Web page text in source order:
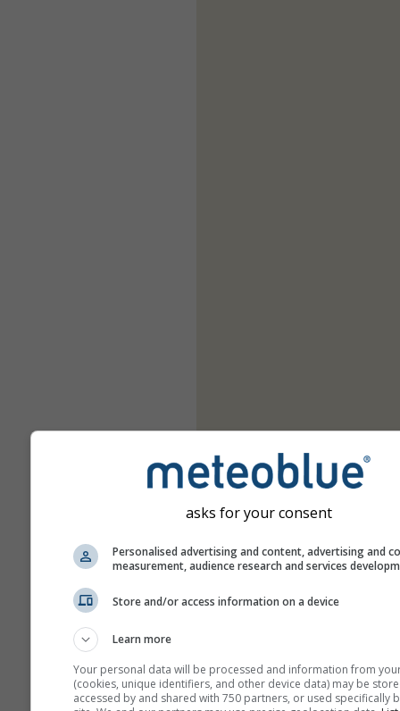
asks for your consent
Personalised advertising and content, advertising and
measurement, audience research and services
Store and/or access information on a device
Learn more
Your personal data will be processed and information from
(cookies, unique identifiers, and other device data) may be
accessed by and shared with 750 partners, or used specifically